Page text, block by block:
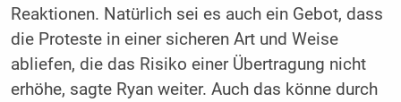
Reaktionen. Natürlich sei es auch ein Gebot, dass
die Proteste in einer sicheren Art und Weise
abliefen, die das Risiko einer Übertragung nicht
erhöhe, sagte Ryan weiter. Auch das könne durch